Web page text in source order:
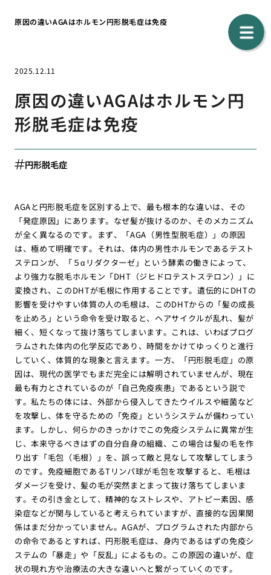
原因の違いAGAはホルモン円形脱毛症は免疫
2025.12.11
原因の違いAGAはホルモン円
形脱毛症は免疫
円形脱毛症
AGAと円形脱毛症を区別する上で、最も根本的な違いは、その
「発症原因」にあります。なぜ髪が抜けるのか、そのメカニズム
が全く異なるのです。まず、「AGA（男性型脱毛症）」の原因
は、極めて明確です。それは、体内の男性ホルモンであるテスト
ステロンが、「５αリダクターゼ」という酵素の働きによって、
より強力な脱毛ホルモン「DHT（ジヒドロテストステロン）」に
変換され、このDHTが毛根に作用することです。遺伝的にDHTの
影響を受けやすい体質の人の毛根は、このDHTからの「髪の成長
を止めろ」という命令を受け取ると、ヘアサイクルが乱れ、髪が
細く、短くなって抜け落ちてしまいます。これは、いわばプログ
ラムされた体内の化学反応であり、時間をかけてゆっくりと進行
していく、体質的な現象と言えます。一方、「円形脱毛症」の原
因は、現代の医学でもまだ完全には解明されていませんが、現在
最も有力とされているのが「自己免疫疾患」であるという説で
す。私たちの体には、外部から侵入してきたウイルスや細菌など
を攻撃し、体を守るための「免疫」というシステムが備わってい
ます。しかし、何らかのきっかけでこの免疫システムに異常が生
じ、本来守るべきはずの自分自身の組織、この場合は髪の毛を作
り出す「毛包（毛根）」を、誤って敵と見なして攻撃してしまう
のです。免疫細胞であるTリンパ球が毛包を攻撃すると、毛根は
ダメージを受け、髪の毛が突然まとまって抜け落ちてしまいま
す。その引き金として、精神的なストレスや、アトピー素因、感
染症などが関与していると考えられていますが、直接的な因果関
係はまだ分かっていません。AGAが、プログラムされた内部から
の命令であるとすれば、円形脱毛症は、身内であるはずの免疫シ
ステムの「暴走」や「反乱」によるもの。この原因の違いが、症
状の現れ方や治療法の大きな違いへと繋がっていくのです。